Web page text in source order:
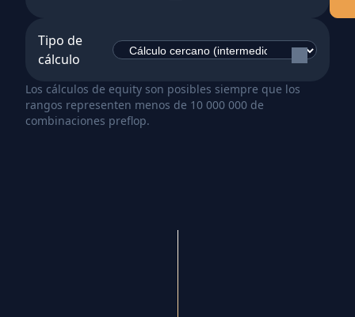
Tipo de
cálculo
Los cálculos de equity son posibles siempre que los
rangos representen menos de 10 000 000 de
combinaciones preflop.